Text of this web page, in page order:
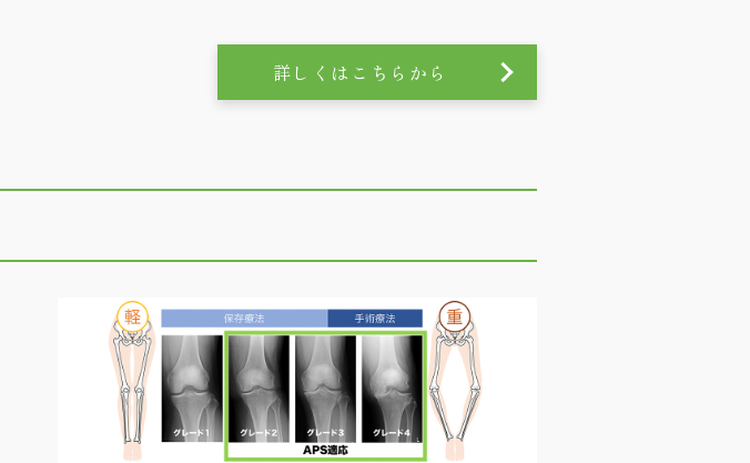
詳しくはこちらから